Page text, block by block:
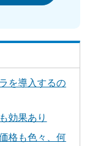
を導入するの
効果あり
格も色々、何